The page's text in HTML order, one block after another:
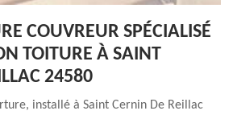
COUVREUR SPÉCIALISÉ
TOITURE À SAINT
24580
installé à Saint Cernin De Reillac